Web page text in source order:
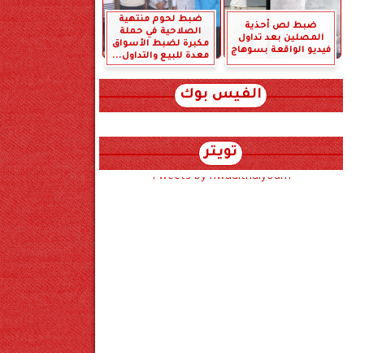
ضبط لص أحذية
المصلين بعد تداول
فيديو الواقعة بسوهاج
ضبط لحوم منتهية
الصلاحية في حملة
مكبرة لضبط الأسواق
معدة للبيع والتداول...
الفيس بوك
تويتر
Tweets by hwadithalyoum